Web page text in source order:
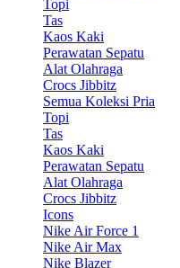
Topi
Tas
Kaos Kaki
Perawatan Sepatu
Alat Olahraga
Crocs Jibbitz
Semua Koleksi Pria
Topi
Tas
Kaos Kaki
Perawatan Sepatu
Alat Olahraga
Crocs Jibbitz
Icons
Nike Air Force 1
Nike Air Max
Nike Blazer